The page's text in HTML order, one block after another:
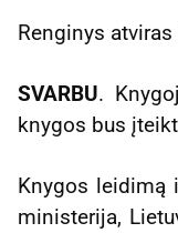
Renginys
SVARBU.
knygos bus
Knygos leidimą
ministerija,